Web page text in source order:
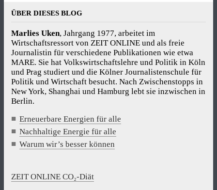
ÜBER DIESES BLOG
Marlies Uken, Jahrgang 1977, arbeitet im
Wirtschaftsressort von ZEIT ONLINE und als freie
Journalistin für verschiedene Publikationen wie etwa
MARE. Sie hat Volkswirtschaftslehre und Politik in Köln
und Prag studiert und die Kölner Journalistenschule für
Politik und Wirtschaft besucht. Nach Zwischenstopps in
New York, Shanghai und Hamburg lebt sie inzwischen in
Berlin.
Erneuerbare Energien für alle
Nachhaltige Energie für alle
Warum wir’s besser können
ZEIT ONLINE CO₂-Diät